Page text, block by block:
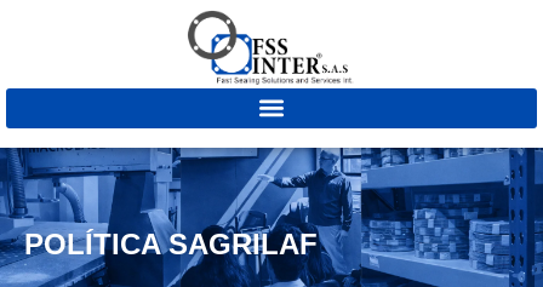
POLÍTICA SAGRILAF